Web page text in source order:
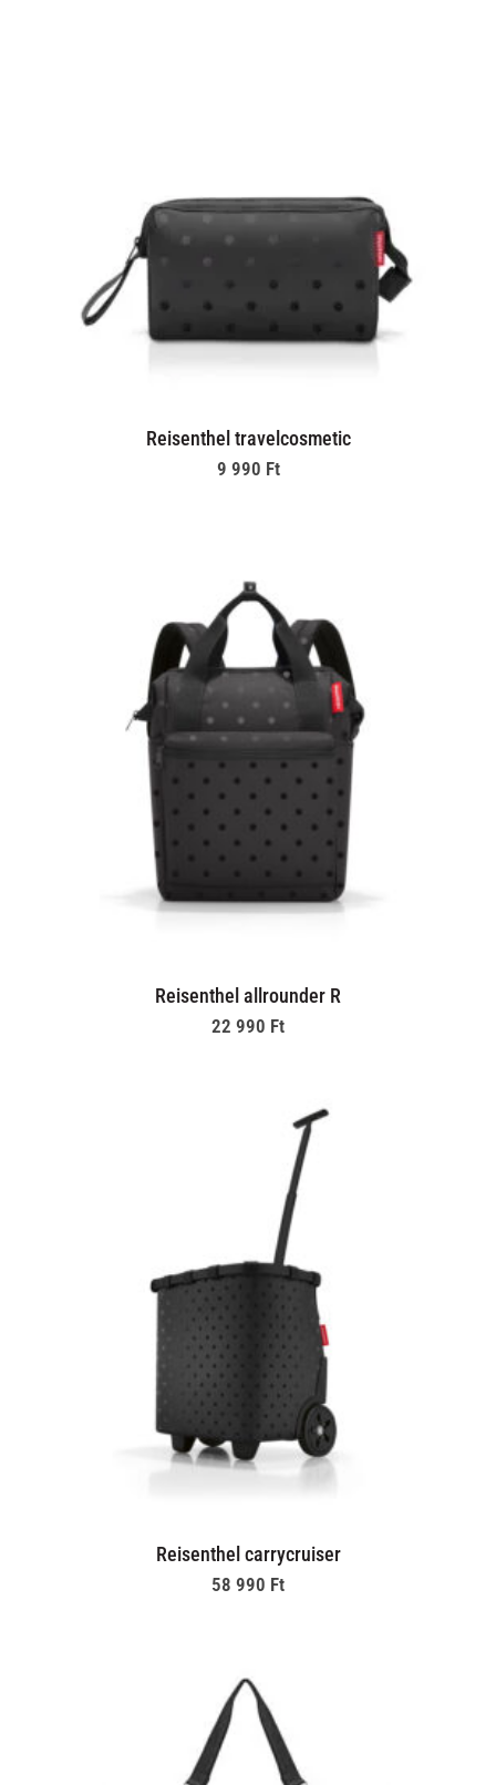
Reisenthel travelcosmetic
9 990 Ft
Reisenthel allrounder R
22 990 Ft
Reisenthel carrycruiser
58 990 Ft